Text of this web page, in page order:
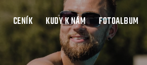
CENÍK KUDY K NÁM FOTOALBUM